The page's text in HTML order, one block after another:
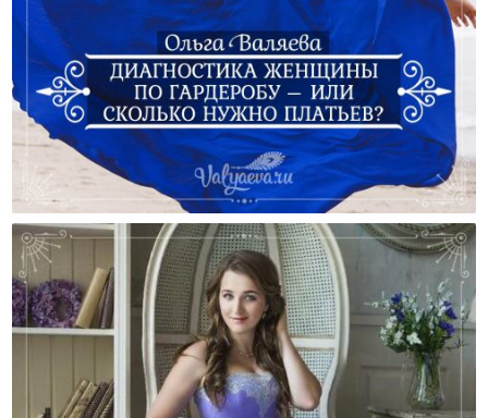
Диагностика Женщины По Гардеробу – Или Сколько
Нужно Платьев?